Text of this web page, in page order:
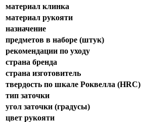
материал клинка
материал рукояти
назначение
предметов в наборе (штук)
рекомендации по уходу
страна бренда
страна изготовитель
твердость по шкале Роквелла (HRC)
тип заточки
угол заточки (градусы)
цвет рукояти